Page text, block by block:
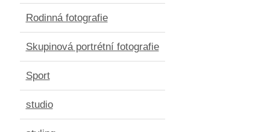
Rodinná fotografie
Skupinová portrétní fotografie
Sport
studio